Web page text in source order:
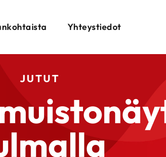
Yhteystiedot
JUTUT